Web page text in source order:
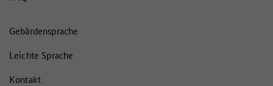
Gebärdensprache
Leichte Sprache
Kontakt